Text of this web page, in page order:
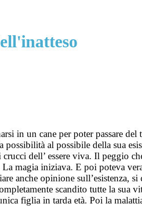
in un cane per poter passare
possibilità al possibile della sua
dell’ essere viva. Il peggio
magia iniziava. E poi poteva
anche opinione sull’esistenza,
scandito tutte la sua
figlia in tarda età. Poi la